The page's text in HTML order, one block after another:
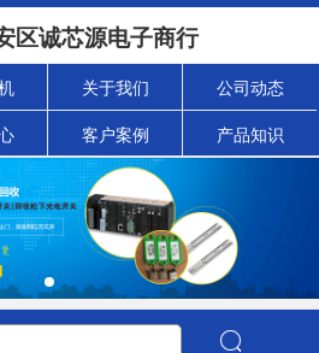
区诚芯源电子商行
关于我们 公司动态
客户案例 产品知识